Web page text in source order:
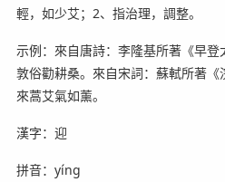
輕，如少艾；2、指治理，調整。
示例：來自唐詩：李隆基所著《早登
敦俗勸耕桑。來自宋詞：蘇軾所著
來蒿艾氣如薰。
漢字：迎
拼音：yíng